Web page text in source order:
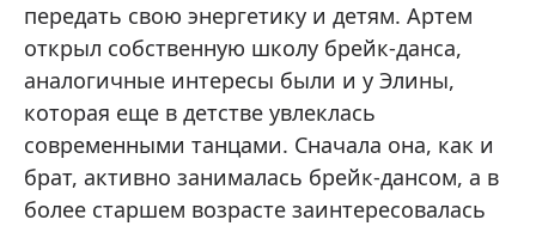
передать свою энергетику и детям. Артем
открыл собственную школу брейк-данса,
аналогичные интересы были и у Элины,
которая еще в детстве увлеклась
современными танцами. Сначала она, как и
брат, активно занималась брейк-дансом, а в
более старшем возрасте заинтересовалась